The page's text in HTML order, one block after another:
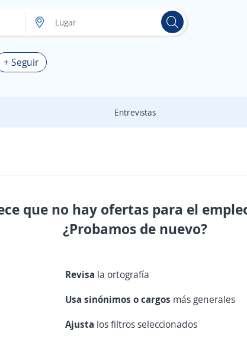
+ Seguir
Entrevistas
que no hay ofertas para el
¿Probamos de nuevo?
Revisa la ortografía
Usa sinónimos o cargos más generales
Ajusta los filtros seleccionados